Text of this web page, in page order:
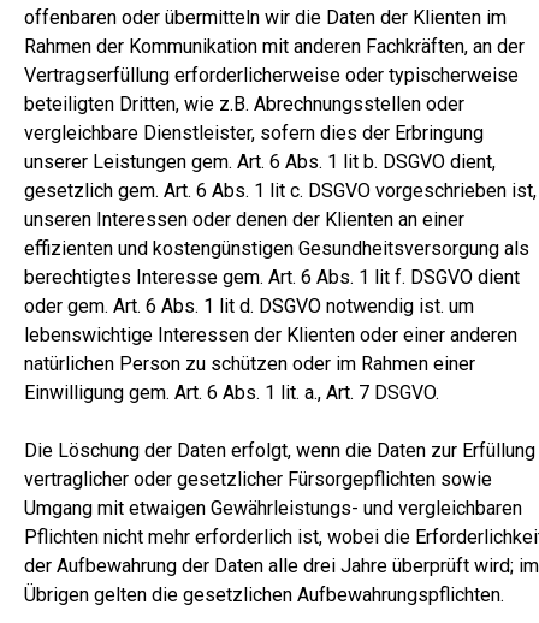
offenbaren oder übermitteln wir die Daten der Klienten im
Rahmen der Kommunikation mit anderen Fachkräften, an der
Vertragserfüllung erforderlicherweise oder typischerweise
beteiligten Dritten, wie z.B. Abrechnungsstellen oder
vergleichbare Dienstleister, sofern dies der Erbringung
unserer Leistungen gem. Art. 6 Abs. 1 lit b. DSGVO dient,
gesetzlich gem. Art. 6 Abs. 1 lit c. DSGVO vorgeschrieben ist,
unseren Interessen oder denen der Klienten an einer
effizienten und kostengünstigen Gesundheitsversorgung als
berechtigtes Interesse gem. Art. 6 Abs. 1 lit f. DSGVO dient
oder gem. Art. 6 Abs. 1 lit d. DSGVO notwendig ist. um
lebenswichtige Interessen der Klienten oder einer anderen
natürlichen Person zu schützen oder im Rahmen einer
Einwilligung gem. Art. 6 Abs. 1 lit. a., Art. 7 DSGVO.
Die Löschung der Daten erfolgt, wenn die Daten zur Erfüllung
vertraglicher oder gesetzlicher Fürsorgepflichten sowie
Umgang mit etwaigen Gewährleistungs- und vergleichbaren
Pflichten nicht mehr erforderlich ist, wobei die
der Aufbewahrung der Daten alle drei Jahre überprüft wird; im
Übrigen gelten die gesetzlichen Aufbewahrungspflichten.